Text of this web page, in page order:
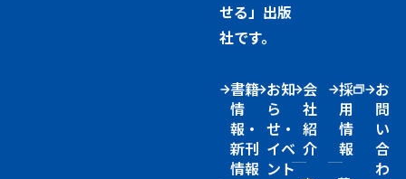
せる」出版
社です。
書籍
情
報・
新刊
情報
お知
ら
せ・
イベ
ント
会
社
紹
介
採
用
情
報
お
問
い
合
わ